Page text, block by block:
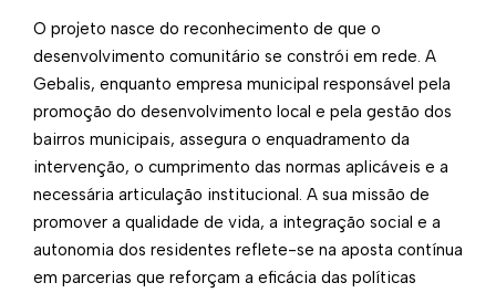
O projeto nasce do reconhecimento de que o
desenvolvimento comunitário se constrói em rede. A
Gebalis, enquanto empresa municipal responsável pela
promoção do desenvolvimento local e pela gestão dos
bairros municipais, assegura o enquadramento da
intervenção, o cumprimento das normas aplicáveis e a
necessária articulação institucional. A sua missão de
promover a qualidade de vida, a integração social e a
autonomia dos residentes reflete-se na aposta contínua
em parcerias que reforçam a eficácia das políticas